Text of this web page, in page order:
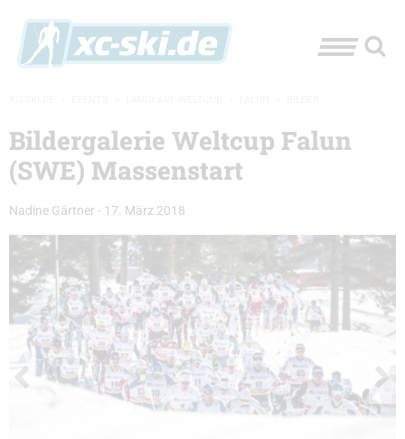
Bildergalerie Weltcup Falun
(SWE) Massenstart
Nadine Gärtner - 17. März 2018